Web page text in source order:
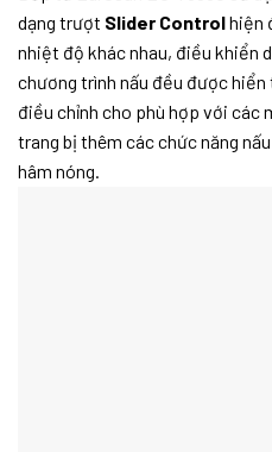
dạng trượt Slider Controlhiện
nhiệt độ khác nhau, điều khiển
chương trình nấu đều được hiển
điều chỉnh cho phù hợp với các
trang bị thêm các chức năng
hâm nóng.